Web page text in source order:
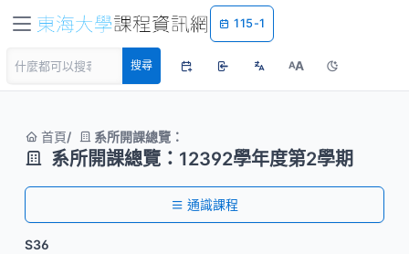
115-1
搜尋 AA
首頁 系所開課總覽：
系所開課總覽：12392學年度第2學期
通識課程
S36